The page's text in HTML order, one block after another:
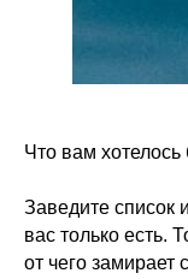
Что вам
Заведите список
вас только есть.
от чего замирает